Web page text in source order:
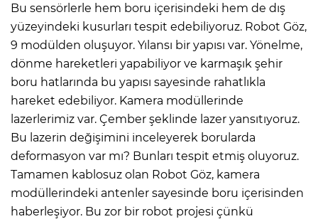
Bu sensörlerle hem boru içerisindeki hem de dış
yüzeyindeki kusurları tespit edebiliyoruz. Robot Göz,
9 modülden oluşuyor. Yılansı bir yapısı var. Yönelme,
dönme hareketleri yapabiliyor ve karmaşık şehir
boru hatlarında bu yapısı sayesinde rahatlıkla
hareket edebiliyor. Kamera modüllerinde
lazerlerimiz var. Çember şeklinde lazer yansıtıyoruz.
Bu lazerin değişimini inceleyerek borularda
deformasyon var mı? Bunları tespit etmiş oluyoruz.
Tamamen kablosuz olan Robot Göz, kamera
modüllerindeki antenler sayesinde boru içerisinden
haberleşiyor. Bu zor bir robot projesi çünkü